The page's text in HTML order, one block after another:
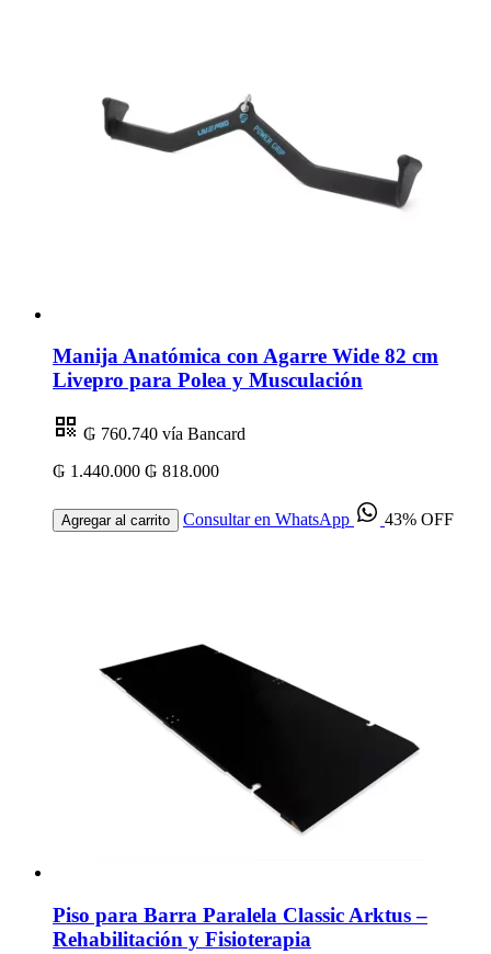
Manija Anatómica con Agarre Wide 82 cm
Livepro para Polea y Musculación
₲ 760.740 vía Bancard
₲ 1.440.000 ₲ 818.000
Agregar al carrito Consultar en WhatsApp 43% OFF
Piso para Barra Paralela Classic Arktus –
Rehabilitación y Fisioterapia